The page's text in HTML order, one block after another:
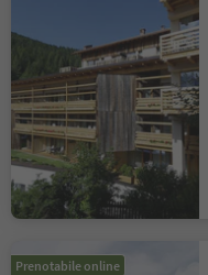
Prenotabile online